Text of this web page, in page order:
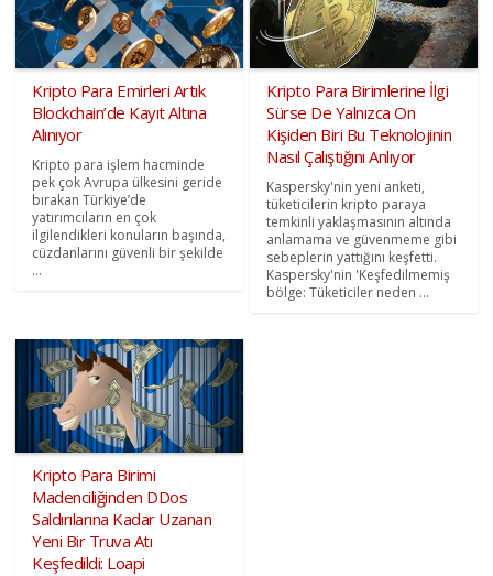
Kripto Para Emirleri Artık
Blockchain’de Kayıt Altına
Alınıyor
Kripto para işlem hacminde
pek çok Avrupa ülkesini geride
bırakan Türkiye’de
yatırımcıların en çok
ilgilendikleri konuların başında,
cüzdanlarını güvenli bir şekilde
...
Kripto Para Birimlerine İlgi
Sürse De Yalnızca On
Kişiden Biri Bu Teknolojinin
Nasıl Çalıştığını Anlıyor
Kaspersky'nin yeni anketi,
tüketicilerin kripto paraya
temkinli yaklaşmasının altında
anlamama ve güvenmeme gibi
sebeplerin yattığını keşfetti.
Kaspersky'nin 'Keşfedilmemiş
bölge: Tüketiciler neden ...
Kripto Para Birimi
Madenciliğinden DDos
Saldırılarına Kadar Uzanan
Yeni Bir Truva Atı
Keşfedildi: Loapi